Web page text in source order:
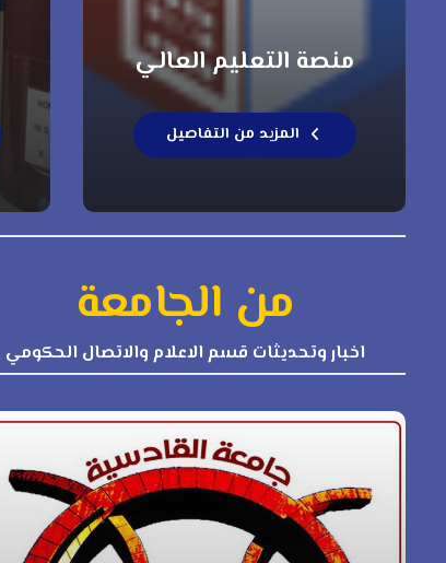
منصة التعليم العالي
المزيد من التفاصيل
من الجامعة
اخبار وتحديثات قسم الاعلام والاتصال الحكومي